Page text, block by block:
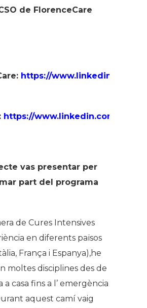
de FlorenceCare
https://www.linkedin.com/
https://www.linkedin.com/in/
vas presentar per
part del programa
de Cures Intensives
en diferents països
França i Espanya),he
moltes disciplines des de
a casa fins a l’ emergència
aquest camí vaig